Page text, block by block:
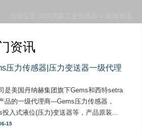
资讯
压力传感器|压力变送器一级代理
是美国丹纳赫集团旗下Gems和西特setra
品的一级代理商---Gems压力传感器，
投入式液位(压力)变送器等，产品原装...
15